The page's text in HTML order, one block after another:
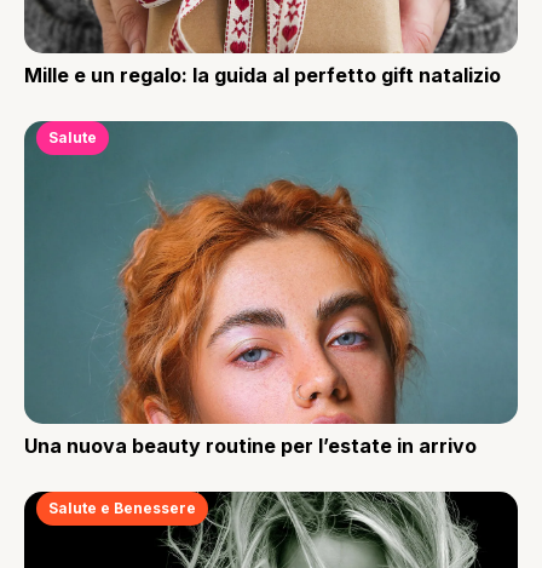
Mille e un regalo: la guida al perfetto gift natalizio
Salute
Una nuova beauty routine per l’estate in arrivo
Salute e Benessere